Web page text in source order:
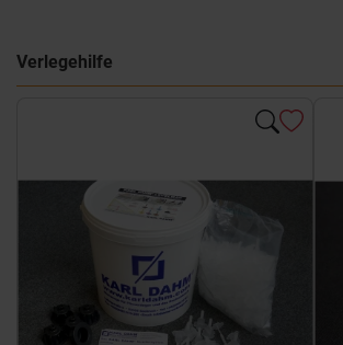
Verlegehilfe